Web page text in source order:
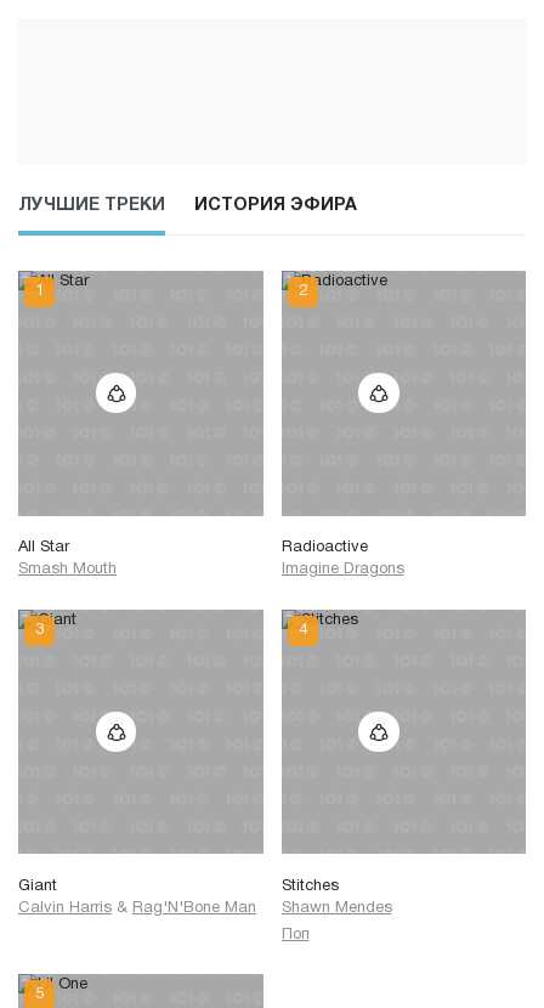
ЛУЧШИЕ ТРЕКИ ИСТОРИЯ ЭФИРА
All Star
Smash Mouth
Radioactive
Imagine Dragons
Giant
Calvin Harris & Rag'N'Bone Man
Stitches
Shawn Mendes
Поп